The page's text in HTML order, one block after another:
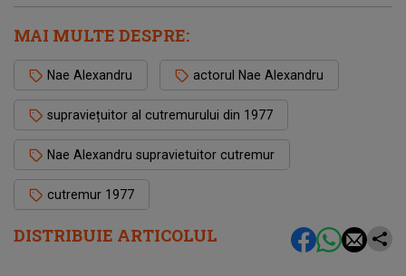
DISTRIBUIE ARTICOLUL
MAI MULTE DESPRE:
Nae Alexandru actorul Nae Alexandru
supraviețuitor al cutremurului din 1977
Nae Alexandru supravietuitor cutremur
cutremur 1977